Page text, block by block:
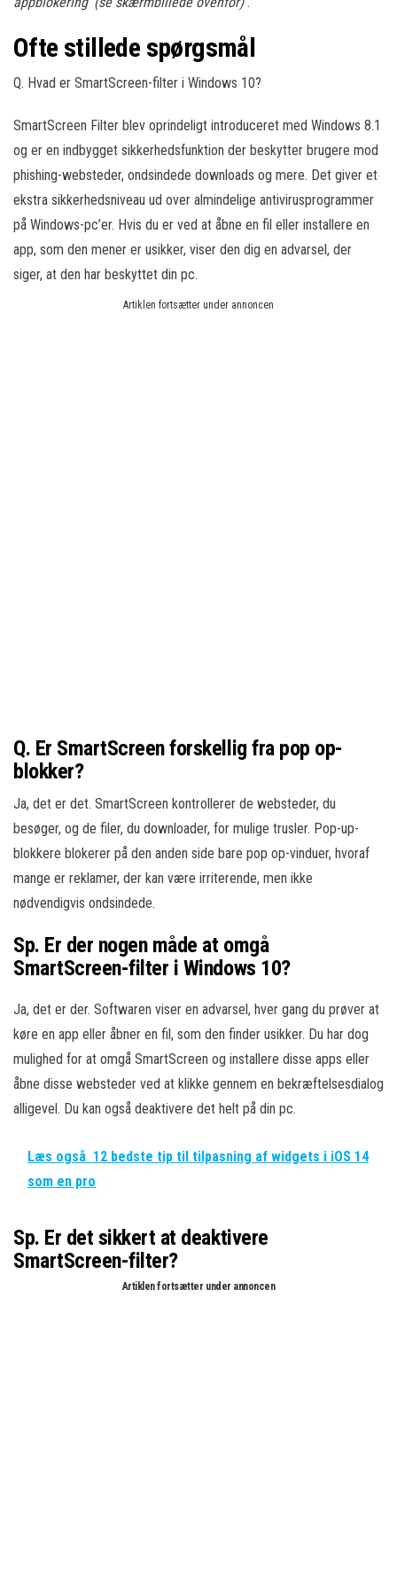
Ofte stillede spørgsmål
Q. Hvad er SmartScreen-filter i Windows 10?
SmartScreen Filter blev oprindeligt introduceret med Windows 8.1
og er en indbygget sikkerhedsfunktion der beskytter brugere mod
phishing-websteder, ondsindede downloads og mere. Det giver et
ekstra sikkerhedsniveau ud over almindelige antivirusprogrammer
på Windows-pc’er. Hvis du er ved at åbne en fil eller installere en
app, som den mener er usikker, viser den dig en advarsel, der
siger, at den har beskyttet din pc.
Artiklen fortsætter under annoncen
Q. Er SmartScreen forskellig fra pop op-
blokker?
Ja, det er det. SmartScreen kontrollerer de websteder, du
besøger, og de filer, du downloader, for mulige trusler. Pop-up-
blokkere blokerer på den anden side bare pop op-vinduer, hvoraf
mange er reklamer, der kan være irriterende, men ikke
nødvendigvis ondsindede.
Sp. Er der nogen måde at omgå
SmartScreen-filter i Windows 10?
Ja, det er der. Softwaren viser en advarsel, hver gang du prøver at
køre en app eller åbner en fil, som den finder usikker. Du har dog
mulighed for at omgå SmartScreen og installere disse apps eller
åbne disse websteder ved at klikke gennem en bekræftelsesdialog
alligevel. Du kan også deaktivere det helt på din pc.
Læs også 12 bedste tip til tilpasning af widgets i iOS 14
som en pro
Sp. Er det sikkert at deaktivere
SmartScreen-filter?
Artiklen fortsætter under annoncen